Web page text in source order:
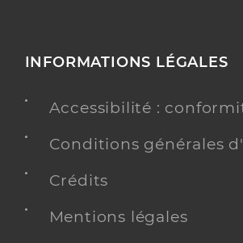
INFORMATIONS LÉGALES
Accessibilité :
Conditions générales
Crédits
Mentions légales